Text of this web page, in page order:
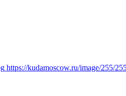
https://kudamoscow.ru/image/255/